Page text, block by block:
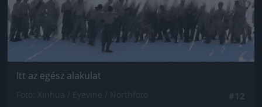
Itt az egész alakulat